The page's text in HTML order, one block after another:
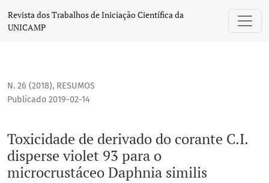
Toxicidade de derivado do corante C.I. disperse violet 93
Revista dos Trabalhos de Iniciação Científica da
UNICAMP
N. 26 (2018), RESUMOS
Toxicidade de derivado do corante C.I.
disperse violet 93 para o
microcrustáceo Daphnia similis
Publicado 2019-02-14